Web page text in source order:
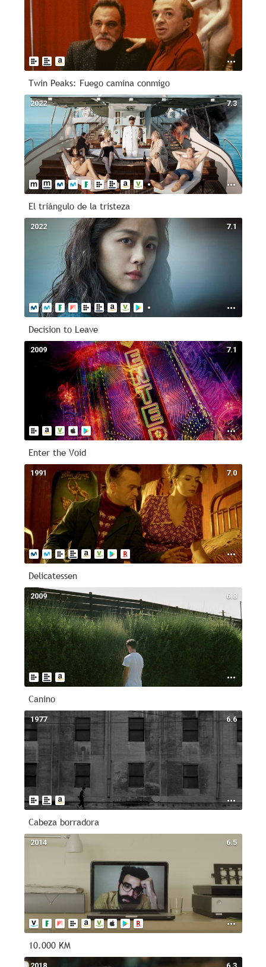
Twin Peaks: Fuego camina conmigo
7.3
2022
El triángulo de la tristeza
7.1
2022
Decision to Leave
7.1
2009
Enter the Void
7.0
1991
Delicatessen
6.8
2009
Canino
6.6
1977
Cabeza borradora
6.5
2014
10.000 KM